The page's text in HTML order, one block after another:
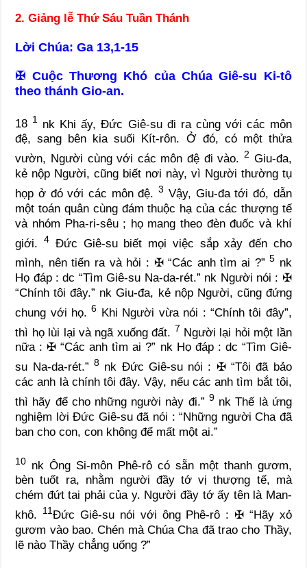
2. Giảng lễ Thứ Sáu Tuần Thánh
Lời Chúa: Ga 13,1-15
✠ Cuộc Thương Khó của Chúa Giê-su Ki-tô
theo thánh Gio-an.
18 1 nk Khi ấy, Đức Giê-su đi ra cùng với các môn
đệ, sang bên kia suối Kít-rôn. Ở đó, có một thửa
vườn, Người cùng với các môn đệ đi vào.2 Giu-đa,
kẻ nộp Người, cũng biết nơi này, vì Người thường tụ
họp ở đó với các môn đệ.3 Vậy, Giu-đa tới đó, dẫn
một toán quân cùng đám thuộc hạ của các thượng tế
và nhóm Pha-ri-sêu ; họ mang theo đèn đuốc và khí
giới. 4 Đức Giê-su biết mọi việc sắp xảy đến cho
mình, nên tiến ra và hỏi : ✠“Các anh tìm ai ?”5 nk
Họ đáp :dc “Tìm Giê-su Na-da-rét.” nk Người nói : ✠
“Chính tôi đây.” nk Giu-đa, kẻ nộp Người, cũng đứng
chung với họ.6 Khi Người vừa nói : “Chính tôi đây”,
thì họ lùi lại và ngã xuống đất. 7 Người lại hỏi một lần
nữa : ✠ “Các anh tìm ai ?” nkHọ đáp : dc “Tìm Giê-
su Na-da-rét.” 8 nk Đức Giê-su nói : ✠“Tôi đã bảo
các anh là chính tôi đây. Vậy, nếu các anh tìm bắt tôi,
thì hãy để cho những người này đi.” 9 nk Thế là ứng
nghiệm lời Đức Giê-su đã nói : “Những người Cha đã
ban cho con, con không để mất một ai.”
10 nk Ông Si-môn Phê-rô có sẵn một thanh gươm,
bèn tuốt ra, nhằm người đầy tớ vị thượng tế, mà
chém đứt tai phải của y. Người đầy tớ ấy tên là Man-
khô.
11Đức Giê-su nói với ông Phê-rô : ✠ “Hãy xỏ
gươm vào bao. Chén mà Chúa Cha đã trao cho Thầy,
lẽ nào Thầy chẳng uống ?”